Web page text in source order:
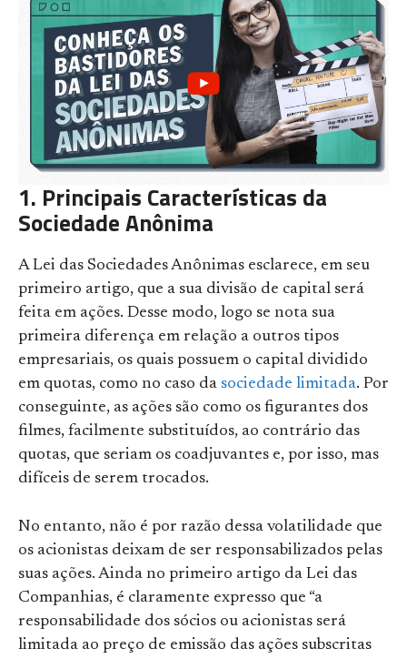
1. Principais Características da
Sociedade Anônima
A Lei das Sociedades Anônimas esclarece, em seu
primeiro artigo, que a sua divisão de capital será
feita em ações. Desse modo, logo se nota sua
primeira diferença em relação a outros tipos
empresariais, os quais possuem o capital dividido
em quotas, como no caso da sociedade limitada. Por
conseguinte, as ações são como os figurantes dos
filmes, facilmente substituídos, ao contrário das
quotas, que seriam os coadjuvantes e, por isso, mas
difíceis de serem trocados.
No entanto, não é por razão dessa volatilidade que
os acionistas deixam de ser responsabilizados pelas
suas ações. Ainda no primeiro artigo da Lei das
Companhias, é claramente expresso que “a
responsabilidade dos sócios ou acionistas será
limitada ao preço de emissão das ações subscritas